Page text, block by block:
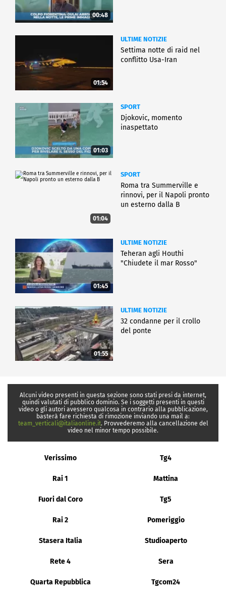
00:48
01:54
ULTIME NOTIZIE
Settima notte di raid nel
conflitto Usa-Iran
01:03
SPORT
Djokovic, momento
inaspettato
01:04
SPORT
Roma tra Summerville e
rinnovi, per il Napoli pronto
un esterno dalla B
01:45
ULTIME NOTIZIE
Teheran agli Houthi
"Chiudete il mar Rosso"
01:55
ULTIME NOTIZIE
32 condanne per il crollo
del ponte
Alcuni video presenti in questa sezione sono stati presi da internet,
quindi valutati di pubblico dominio. Se i soggetti presenti in questi
video o gli autori avessero qualcosa in contrario alla pubblicazione,
basterà fare richiesta di rimozione inviando una mail a:
team_verticali@italiaonline.it. Provvederemo alla cancellazione del
video nel minor tempo possibile.
Verissimo Tg4
Rai 1 Mattina
Fuori dal Coro Tg5
Rai 2 Pomeriggio
Stasera Italia Studioaperto
Rete 4 Sera
Quarta Repubblica Tgcom24